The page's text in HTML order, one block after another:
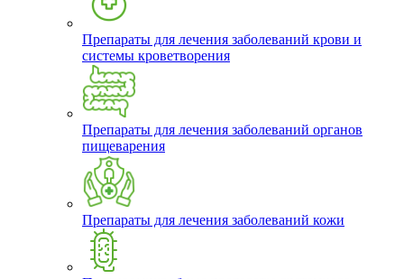
Препараты для лечения заболеваний крови и
системы кроветворения
Препараты для лечения заболеваний органов
пищеварения
Препараты для лечения заболеваний кожи